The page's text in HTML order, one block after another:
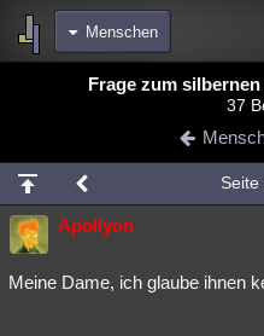
Menschen
Chat Wiki Neuigkeiten
meine Rubriken
Menschen Wissenschaft
Spiritualität Verschwörungen
Frage zum
37
Seite
Apollyon
Meine Dame, ich glaube ihnen